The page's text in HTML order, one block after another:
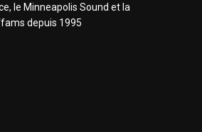
le Minneapolis Sound et la
depuis 1995